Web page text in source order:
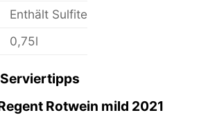
Enthält Sulfite
0,75l
Rotwein mild 2021